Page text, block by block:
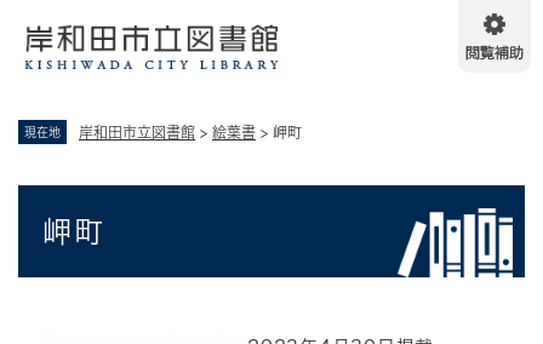
現在地 岸和田市立図書館 > 絵葉書 > 岬町
岬町